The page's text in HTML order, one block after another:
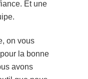
Et une
on vous
la bonne
avons